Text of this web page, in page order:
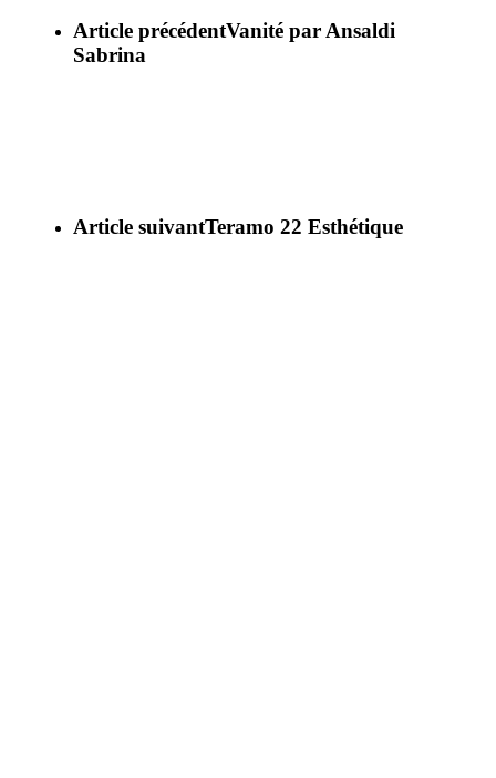
Article précédentVanité par Ansaldi
Sabrina
Article suivantTeramo 22 Esthétique